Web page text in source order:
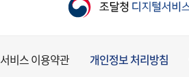
서비스 이용약관 개인정보 처리방침